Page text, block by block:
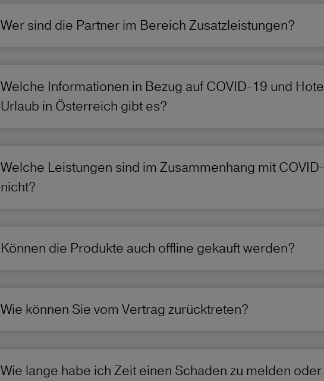
Wer sind die Partner im Bereich Zusatzleistungen?
Welche Informationen in Bezug auf COVID-19 und
Urlaub in Österreich gibt es?
Welche Leistungen sind im Zusammenhang mit
nicht?
Können die Produkte auch offline gekauft werden?
Wie können Sie vom Vertrag zurücktreten?
Wie lange habe ich Zeit einen Schaden zu melden